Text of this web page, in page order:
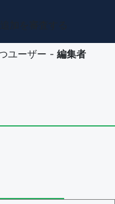
ユーザー - 編集者
ー -
ユーザー -
ー -すべてのユーザー